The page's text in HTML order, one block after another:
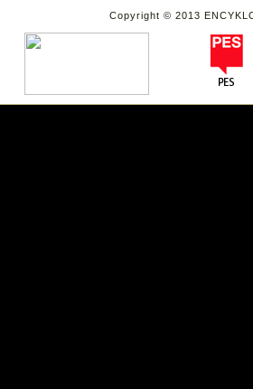
Copyright © 2013